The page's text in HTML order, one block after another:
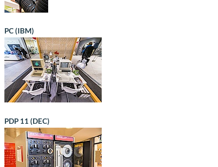
PC (IBM)
PDP 11 (DEC)